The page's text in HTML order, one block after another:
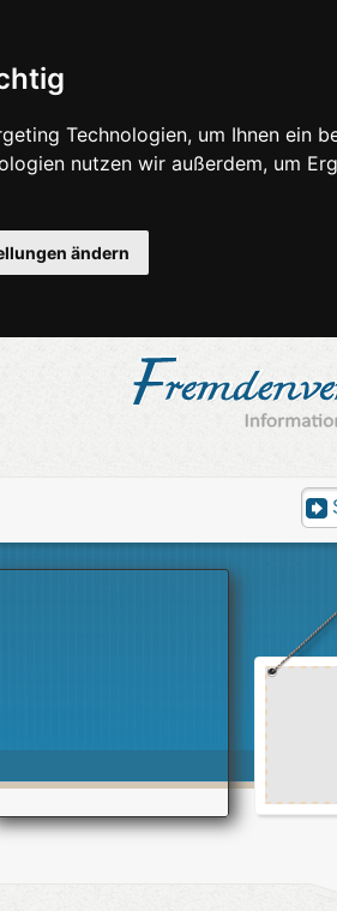
Technologien, um Ihnen ein
nutzen wir außerdem, um
ändern